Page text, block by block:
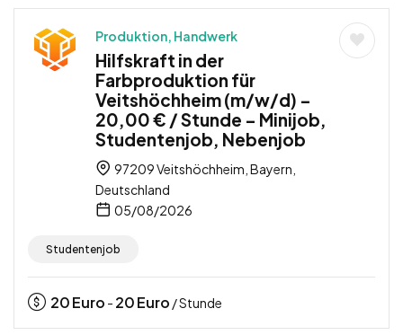
Produktion, Handwerk
Hilfskraft in der
Farbproduktion für
Veitshöchheim (m/w/d) –
20,00 € / Stunde – Minijob,
Studentenjob, Nebenjob
97209 Veitshöchheim, Bayern,
Deutschland
05/08/2026
Studentenjob
20Euro - 20Euro / Stunde